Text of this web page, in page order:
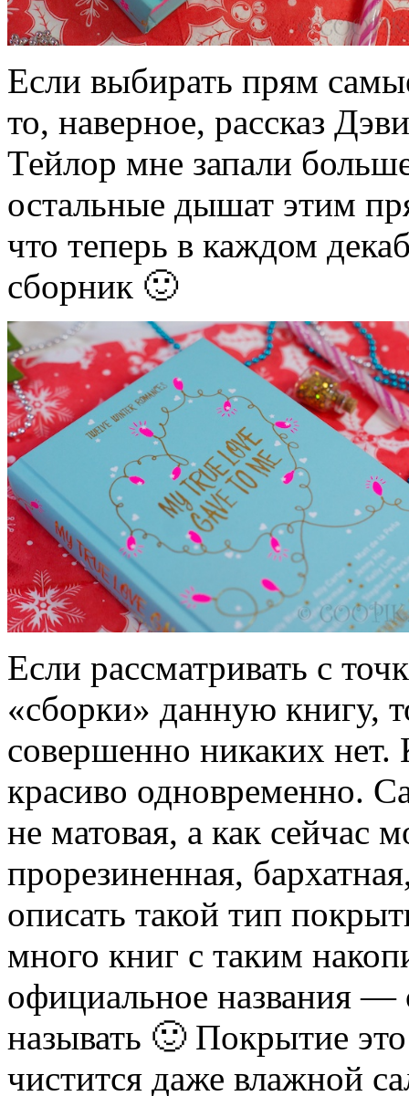
Если выбирать прям
то, наверное, рассказ
Тейлор мне запали
остальные дышат этим
что теперь в каждом
сборник 🙂
Если рассматривать с
«сборки» данную книгу,
совершенно никаких нет.
красиво одновременно.
не матовая, а как сейчас
прорезиненная,
описать такой тип
много книг с таким
официальное названия —
называть 🙂 Покрытие
чистится даже влажной